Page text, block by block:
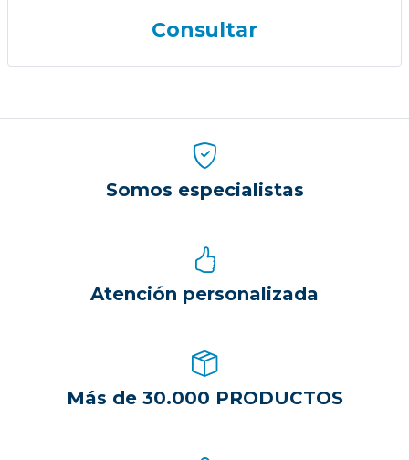
Consultar
Somos especialistas
Atención personalizada
Más de 30.000 PRODUCTOS